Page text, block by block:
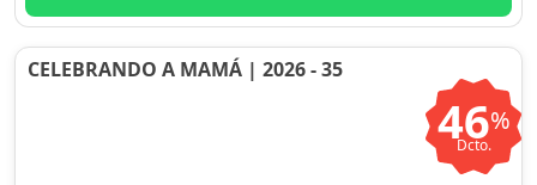
CELEBRANDO A MAMÁ | 2026 - 35
46%
Dcto.